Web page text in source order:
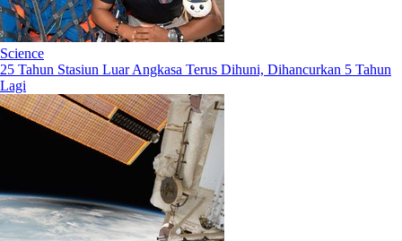
Science
25 Tahun Stasiun Luar Angkasa Terus Dihuni, Dihancurkan 5 Tahun
Lagi